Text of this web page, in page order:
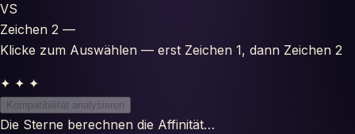
Manzie
Astrologia
Numerologia
VS
Zeichen 2 —
Klicke zum Auswählen — erst Zeichen 1, dann Zeichen 2
✦ ✦ ✦
Kompatibilität analysieren
Die Sterne berechnen die Affinität…